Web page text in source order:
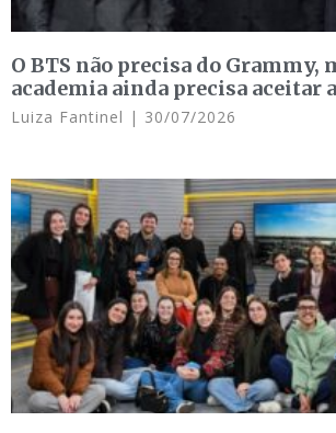
O BTS não precisa do Grammy,
academia ainda precisa aceitar
Luiza Fantinel 30/07/2026